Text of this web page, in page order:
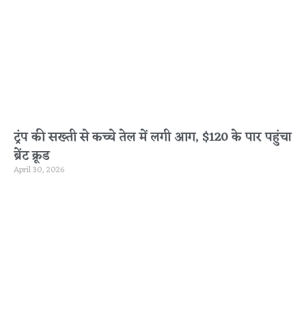
ट्रंप की सख्ती से कच्चे तेल में लगी आग, $120 के पार पहुंचा
ब्रेंट क्रूड
April 30, 2026